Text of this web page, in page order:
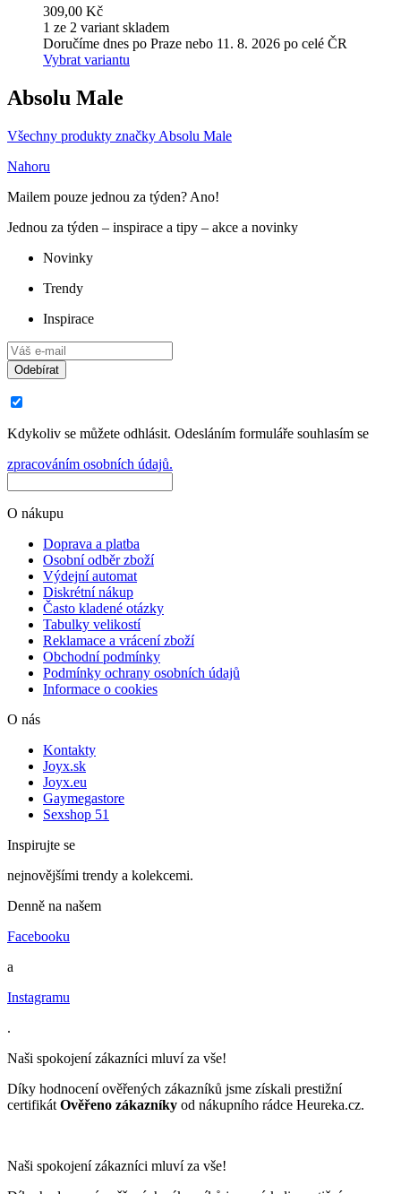
309,00 Kč
1 ze 2 variant skladem
Doručíme dnes po Praze nebo 11. 8. 2026 po celé ČR
Vybrat variantu
Absolu Male
Všechny produkty značky Absolu Male
Nahoru
Mailem pouze jednou za týden? Ano!
Jednou za týden – inspirace a tipy – akce a novinky
Novinky
Trendy
Inspirace
Odebírat
Kdykoliv se můžete odhlásit. Odesláním formuláře souhlasím se
zpracováním osobních údajů.
O nákupu
Doprava a platba
Osobní odběr zboží
Výdejní automat
Diskrétní nákup
Často kladené otázky
Tabulky velikostí
Reklamace a vrácení zboží
Obchodní podmínky
Podmínky ochrany osobních údajů
Informace o cookies
O nás
Kontakty
Joyx.sk
Joyx.eu
Gaymegastore
Sexshop 51
Inspirujte se
nejnovějšími trendy a kolekcemi.
Denně na našem
Facebooku
a
Instagramu
.
Naši spokojení zákazníci mluví za vše!
Díky hodnocení ověřených zákazníků jsme získali prestižní
certifikát Ověřeno zákazníky od nákupního rádce Heureka.cz.
Naši spokojení zákazníci mluví za vše!